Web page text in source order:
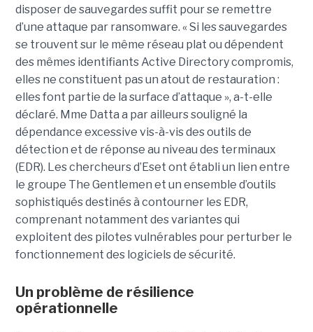
disposer de sauvegardes suffit pour se remettre
d’une attaque par ransomware. « Si les sauvegardes
se trouvent sur le même réseau plat ou dépendent
des mêmes identifiants Active Directory compromis,
elles ne constituent pas un atout de restauration :
elles font partie de la surface d’attaque », a-t-elle
déclaré. Mme Datta a par ailleurs souligné la
dépendance excessive vis-à-vis des outils de
détection et de réponse au niveau des terminaux
(EDR). Les chercheurs d’Eset ont établi un lien entre
le groupe The Gentlemen et un ensemble d’outils
sophistiqués destinés à contourner les EDR,
comprenant notamment des variantes qui
exploitent des pilotes vulnérables pour perturber le
fonctionnement des logiciels de sécurité.
Un problème de résilience
opérationnelle